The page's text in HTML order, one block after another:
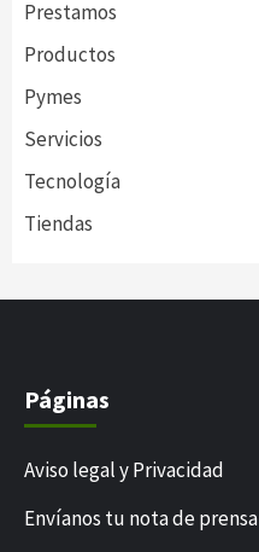
Prestamos
Productos
Pymes
Servicios
Tecnología
Tiendas
Páginas
Aviso legal y Privacidad
Envíanos tu nota de prensa